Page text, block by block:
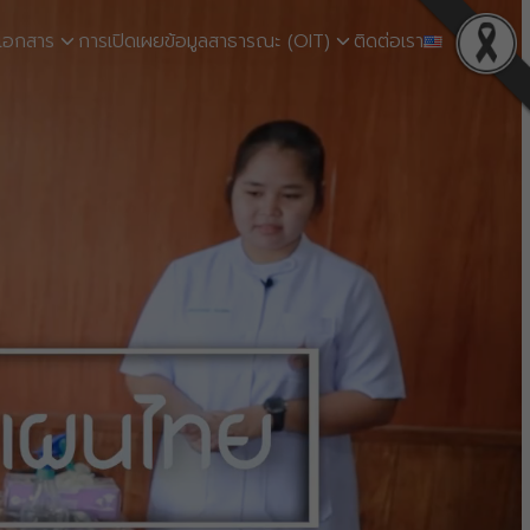
กสาร การเปิดเผยข้อมูลสาธารณะ (OIT) ติดต่อเรา